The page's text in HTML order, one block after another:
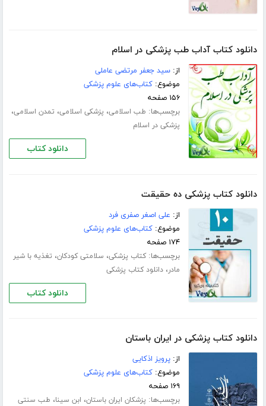
دانلود کتاب آداب طب پزشکی در اسلام
از:سید جعفر مرتضی عاملی
موضوع:کتاب‌های علوم پزشکی
۱۵۶ صفحه
برچسب‌ها: طب اسلامی، پزشکی اسلامی، تمدن اسلامی،
پزشکی در اسلام
دانلود کتاب
دانلود کتاب پزشکی ده حقیقت
از: علی اصغر صفری فرد
موضوع:کتاب‌های علوم پزشکی
۱۷۴ صفحه
برچسب‌ها:کتاب پزشکی، سلامتی کودکان، تغذیه با شیر
مادر،دانلود کتاب پزشکی
دانلود کتاب
دانلود کتاب پزشکی در ایران باستان
از:پرویز اذکایی
موضوع:کتاب‌های علوم پزشکی
۱۶۹ صفحه
برچسب‌ها: پزشکان ایران باستان، ابن سینا، طب سنتی